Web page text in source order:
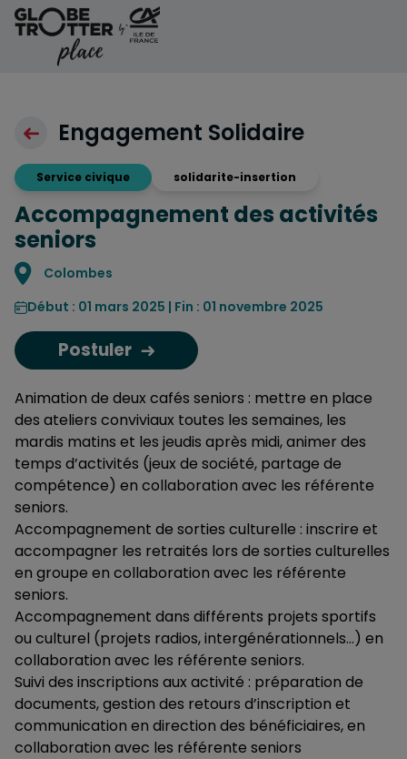
Aller au contenu
Engagement Solidaire
Service civique solidarite-insertion
Accompagnement des activités
seniors
Localisation
Colombes
Début : 01 mars 2025 | Fin : 01 novembre 2025
Postuler
Animation de deux cafés seniors : mettre en place
des ateliers conviviaux toutes les semaines, les
mardis matins et les jeudis après midi, animer des
temps d’activités (jeux de société, partage de
compétence) en collaboration avec les référente
seniors.
Accompagnement de sorties culturelle : inscrire et
accompagner les retraités lors de sorties culturelles
en groupe en collaboration avec les référente
seniors.
Accompagnement dans différents projets sportifs
ou culturel (projets radios, intergénérationnels…) en
collaboration avec les référente seniors.
Suivi des inscriptions aux activité : préparation de
documents, gestion des retours d’inscription et
communication en direction des bénéficiaires, en
collaboration avec les référente seniors